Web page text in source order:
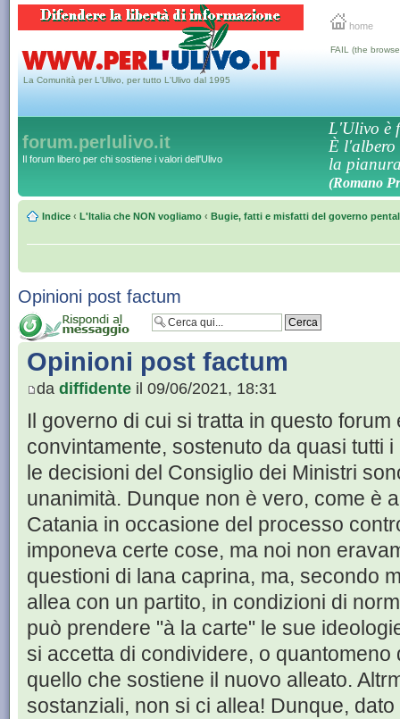
home
La Comunità per L'Ulivo, per tutto L'Ulivo dal 1995
FAIL (the
forum.perlulivo.it
Il forum libero per chi sostiene i valori dell'Ulivo
L'Ulivo è
È l'albero
la
(Romano
Indice ‹ L'Italia che NON vogliamo ‹ Bugie, fatti e misfatti del governo
Opinioni post factum
Opinioni post factum
da diffidente il 09/06/2021, 18:31
Il governo di cui si tratta in questo forum
convintamente, sostenuto da quasi tutti
le decisioni del Consiglio dei Ministri
unanimità. Dunque non è vero, come è
Catania in occasione del processo
imponeva certe cose, ma noi non
questioni di lana caprina, ma, secondo
allea con un partito, in condizioni di
può prendere "à la carte" le sue
si accetta di condividere, o quantomeno
quello che sostiene il nuovo alleato.
sostanziali, non si ci allea! Dunque,